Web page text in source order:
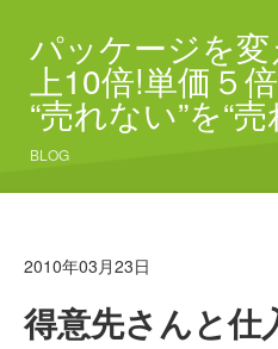
パッケージを
上10倍!単価５
“売れない”を“
BLOG
2010年03月23日
得意先さんと仕